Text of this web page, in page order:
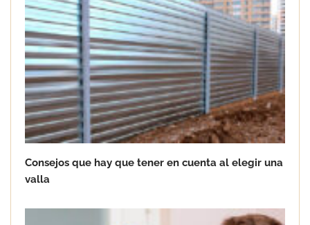
Consejos que hay que tener en cuenta al elegir una
valla